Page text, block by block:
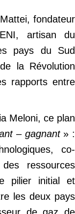
fondateur
artisan du
pays du Sud
la Révolution
rapports entre
Meloni, ce plan
– gagnant» :
co-
ressources
pilier initial et
les deux pays